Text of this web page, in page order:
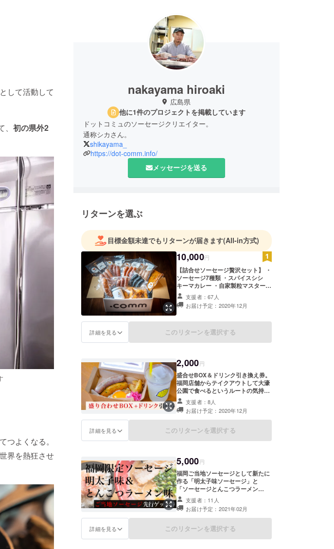
して活動して
初の県外2
よくなる。
界を熱狂させ
nakayama hiroaki
広島県
他に1件のプロジェクトを掲載しています
ドットコミュのソーセージクリエイター。
通称シカさん。
shikayama_
https://dot-comm.info/
メッセージを送る
リターンを選ぶ
目標金額未達でもリターンが届きます(All-in方式)
10,000円
【詰合せソーセージ贅沢セット】 ・
ソーセージ7種類 ・スパイスシシ
キーマカレー ・自家製粒マスタード
・コミュコミュハピハピポテト をま
とめたドットコミュを余すところな
く楽しめる贅沢BOX。 ※ギフト用も
り先のお名前・住所・電話番号も備
考欄にご記入ください。 ※店頭受け
ご指定の商品が欠品している場合が
ございますので来店前の事前連絡を
お願い致します。
支援者：67人
お届け予定：2020年12月
詳細を見る このリターンを選択する
2,000円
盛合せBOX＆ドリンク引き換え券。
福岡店舗からテイクアウトして大濠
公園で食べるというルートの気持ち
よさを感じてほしい。 ※福岡店舗、
店頭のみで使える引き換え券です ※
写真はイメージです、ドリンクは変
更になる場合がございます ※引き換
え券はメールにてお送り致します、
支援者：8人
お届け予定：2020年12月
詳細を見る このリターンを選択する
5,000円
福岡ご当地ソーセージとして新たに
作る「明太子味ソーセージ」と
「ソーセージとんこつラーメン
味」。今後福岡限定商品として発売
する予定のを先行ゲット券。開発は
これから行っていきます！ 内容量
（予定）55g×3本1パックを各2パッ
クずつ。 ※肉はジビエでなく国産豚
支援者：11人
お届け予定：2021年02月
詳細を見る このリターンを選択する